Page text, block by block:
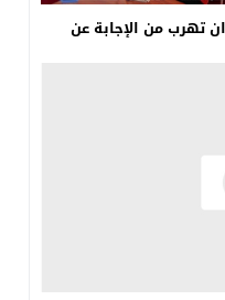
تهرب من الإجابة عن